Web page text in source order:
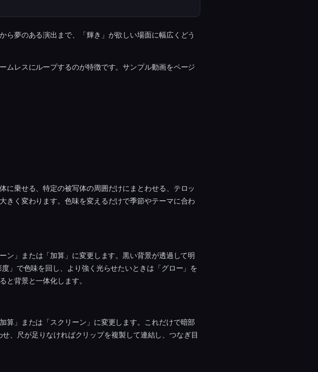
夢のある演出まで、「輝き」が欲しい場面に幅広くどう
ムレスにループするのが特徴です。サンプル動画をページ
に乗せる、特定の被写体の周囲だけにまとわせる、テロッ
きく変わります。色味を変えるだけで季節やテーマに合わ
ン」または「加算」に変更します。黒い背景が透過して明
」で色味を回し、より強く光らせたいときは「グロー」を
と背景と一体化します。
算」または「スクリーン」に変更します。これだけで暗部
、尺が足りなければクリップを複製して連結し、つなぎ目